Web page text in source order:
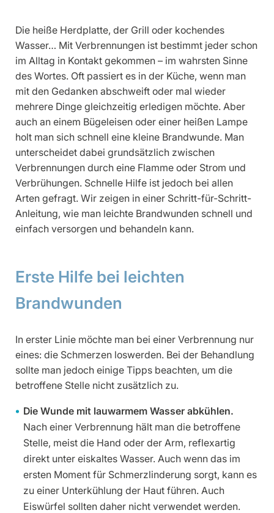
Die heiße Herdplatte, der Grill oder kochendes
Wasser… Mit Verbrennungen ist bestimmt jeder schon
im Alltag in Kontakt gekommen – im wahrsten Sinne
des Wortes. Oft passiert es in der Küche, wenn man
mit den Gedanken abschweift oder mal wieder
mehrere Dinge gleichzeitig erledigen möchte. Aber
auch an einem Bügeleisen oder einer heißen Lampe
holt man sich schnell eine kleine Brandwunde. Man
unterscheidet dabei grundsätzlich zwischen
Verbrennungen durch eine Flamme oder Strom und
Verbrühungen. Schnelle Hilfe ist jedoch bei allen
Arten gefragt. Wir zeigen in einer Schritt-für-Schritt-
Anleitung, wie man leichte Brandwunden schnell und
einfach versorgen und behandeln kann.
Erste Hilfe bei leichten
Brandwunden
In erster Linie möchte man bei einer Verbrennung nur
eines: die Schmerzen loswerden. Bei der Behandlung
sollte man jedoch einige Tipps beachten, um die
betroffene Stelle nicht zusätzlich zu.
Die Wunde mit lauwarmem Wasser abkühlen.
Nach einer Verbrennung hält man die betroffene
Stelle, meist die Hand oder der Arm, reflexartig
direkt unter eiskaltes Wasser. Auch wenn das im
ersten Moment für Schmerzlinderung sorgt, kann es
zu einer Unterkühlung der Haut führen. Auch
Eiswürfel sollten daher nicht verwendet werden.